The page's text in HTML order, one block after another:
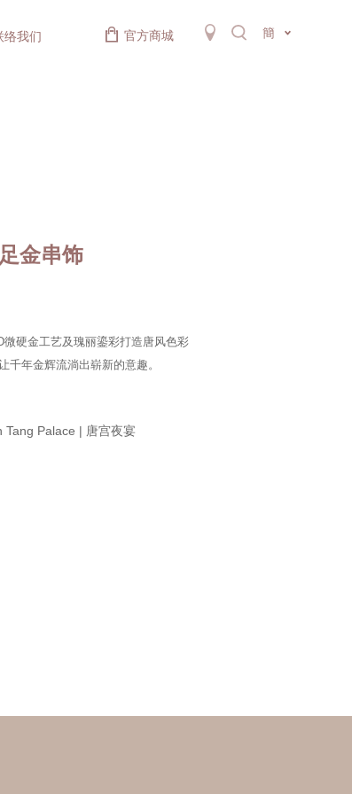
络我们 官方商城 簡
金串饰
硬金工艺及瑰丽鎏彩打造唐风色彩
千年金辉流淌出崭新的意趣。
Tang Palace | 唐宫夜宴